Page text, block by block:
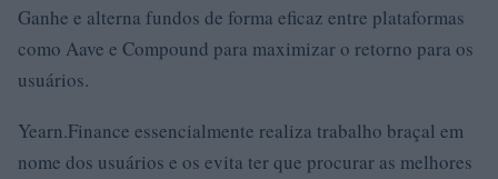
Ganhe e alterna fundos de forma eficaz entre plataformas
como Aave e Compound para maximizar o retorno para os
usuários.
Yearn.Finance essencialmente realiza trabalho braçal em
nome dos usuários e os evita ter que procurar as melhores